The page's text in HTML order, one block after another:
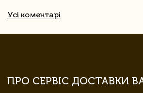
Усі коментарі
ПРО СЕРВІС ДОСТАВКИ